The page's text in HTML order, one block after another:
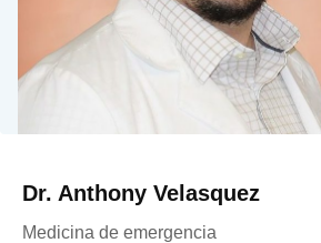
Dr. Anthony Velasquez
Medicina de emergencia